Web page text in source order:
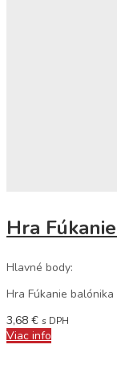
Hra
Hlavné body:
Hra Fúkanie
3,68 € s DPH
Viac info